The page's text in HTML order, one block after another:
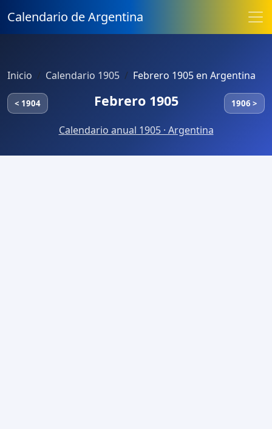
Calendario de Argentina
Inicio Calendario 1905 Febrero 1905 en Argentina
< 1904 Febrero 1905 1906 >
Calendario anual 1905 · Argentina